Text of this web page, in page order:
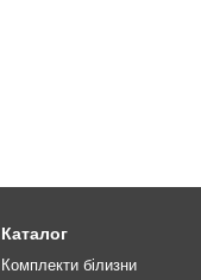
Каталог
Комплекти білизни